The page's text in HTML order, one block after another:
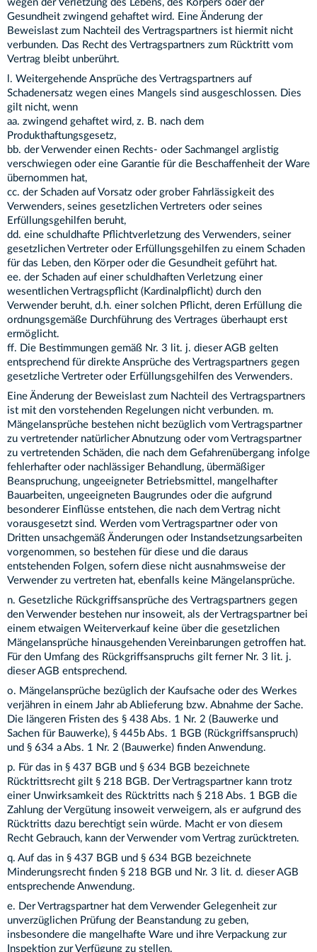
wegen der Verletzung des Lebens, des Körpers oder der
Gesundheit zwingend gehaftet wird. Eine Änderung der
Beweislast zum Nachteil des Vertragspartners ist hiermit nicht
verbunden. Das Recht des Vertragspartners zum Rücktritt vom
Vertrag bleibt unberührt.
l. Weitergehende Ansprüche des Vertragspartners auf
Schadenersatz wegen eines Mangels sind ausgeschlossen. Dies
gilt nicht, wenn
aa. zwingend gehaftet wird, z. B. nach dem
Produkthaftungsgesetz,
bb. der Verwender einen Rechts- oder Sachmangel arglistig
verschwiegen oder eine Garantie für die Beschaffenheit der Ware
übernommen hat,
cc. der Schaden auf Vorsatz oder grober Fahrlässigkeit des
Verwenders, seines gesetzlichen Vertreters oder seines
Erfüllungsgehilfen beruht,
dd. eine schuldhafte Pflichtverletzung des Verwenders, seiner
gesetzlichen Vertreter oder Erfüllungsgehilfen zu einem Schaden
für das Leben, den Körper oder die Gesundheit geführt hat.
ee. der Schaden auf einer schuldhaften Verletzung einer
wesentlichen Vertragspflicht (Kardinalpflicht) durch den
Verwender beruht, d.h. einer solchen Pflicht, deren Erfüllung die
ordnungsgemäße Durchführung des Vertrages überhaupt erst
ermöglicht.
ff. Die Bestimmungen gemäß Nr. 3 lit. j. dieser AGB gelten
entsprechend für direkte Ansprüche des Vertragspartners gegen
gesetzliche Vertreter oder Erfüllungsgehilfen des Verwenders.
Eine Änderung der Beweislast zum Nachteil des Vertragspartners
ist mit den vorstehenden Regelungen nicht verbunden. m.
Mängelansprüche bestehen nicht bezüglich vom Vertragspartner
zu vertretender natürlicher Abnutzung oder vom Vertragspartner
zu vertretenden Schäden, die nach dem Gefahrenübergang infolge
fehlerhafter oder nachlässiger Behandlung, übermäßiger
Beanspruchung, ungeeigneter Betriebsmittel, mangelhafter
Bauarbeiten, ungeeigneten Baugrundes oder die aufgrund
besonderer Einflüsse entstehen, die nach dem Vertrag nicht
vorausgesetzt sind. Werden vom Vertragspartner oder von
Dritten unsachgemäß Änderungen oder Instandsetzungsarbeiten
vorgenommen, so bestehen für diese und die daraus
entstehenden Folgen, sofern diese nicht ausnahmsweise der
Verwender zu vertreten hat, ebenfalls keine Mängelansprüche.
n. Gesetzliche Rückgriffsansprüche des Vertragspartners gegen
den Verwender bestehen nur insoweit, als der Vertragspartner bei
einem etwaigen Weiterverkauf keine über die gesetzlichen
Mängelansprüche hinausgehenden Vereinbarungen getroffen hat.
Für den Umfang des Rückgriffsanspruchs gilt ferner Nr. 3 lit. j.
dieser AGB entsprechend.
o. Mängelansprüche bezüglich der Kaufsache oder des Werkes
verjähren in einem Jahr ab Ablieferung bzw. Abnahme der Sache.
Die längeren Fristen des § 438 Abs. 1 Nr. 2 (Bauwerke und
Sachen für Bauwerke), § 445b Abs. 1 BGB (Rückgriffsanspruch)
und § 634 a Abs. 1 Nr. 2 (Bauwerke) finden Anwendung.
p. Für das in § 437 BGB und § 634 BGB bezeichnete
Rücktrittsrecht gilt § 218 BGB. Der Vertragspartner kann trotz
einer Unwirksamkeit des Rücktritts nach § 218 Abs. 1 BGB die
Zahlung der Vergütung insoweit verweigern, als er aufgrund des
Rücktritts dazu berechtigt sein würde. Macht er von diesem
Recht Gebrauch, kann der Verwender vom Vertrag zurücktreten.
q. Auf das in § 437 BGB und § 634 BGB bezeichnete
Minderungsrecht finden § 218 BGB und Nr. 3 lit. d. dieser AGB
entsprechende Anwendung.
e. Der Vertragspartner hat dem Verwender Gelegenheit zur
unverzüglichen Prüfung der Beanstandung zu geben,
insbesondere die mangelhafte Ware und ihre Verpackung zur
Inspektion zur Verfügung zu stellen.